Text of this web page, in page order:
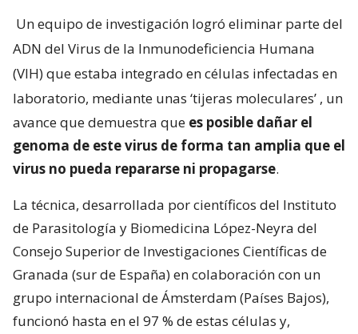
Un equipo de investigación logró eliminar parte del
ADN del Virus de la Inmunodeficiencia Humana
(VIH) que estaba integrado en células infectadas en
laboratorio, mediante unas ‘tijeras moleculares’ , un
avance que demuestra que es posible dañar el
genoma de este virus de forma tan amplia que el
virus no pueda repararse ni propagarse.
La técnica, desarrollada por científicos del Instituto
de Parasitología y Biomedicina López-Neyra del
Consejo Superior de Investigaciones Científicas de
Granada (sur de España) en colaboración con un
grupo internacional de Ámsterdam (Países Bajos),
funcionó hasta en el 97 % de estas células y,